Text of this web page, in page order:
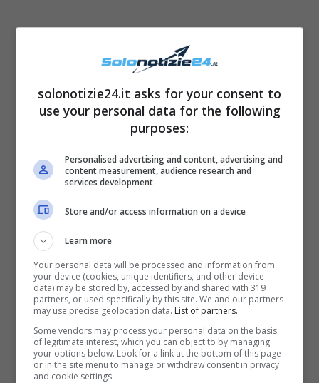
solonotizie24.it asks for your consent to
use your personal data for the following
purposes:
Personalised advertising and content, advertising and
content measurement, audience research and
services development
Store and/or access information on a device
Learn more
Your personal data will be processed and information from
your device (cookies, unique identifiers, and other device
data) may be stored by, accessed by and shared with 319
partners, or used specifically by this site. We and our partners
may use precise geolocation data. List of partners.
Some vendors may process your personal data on the basis
of legitimate interest, which you can object to by managing
your options below. Look for a link at the bottom of this page
or in the site menu to manage or withdraw consent in privacy
and cookie settings.